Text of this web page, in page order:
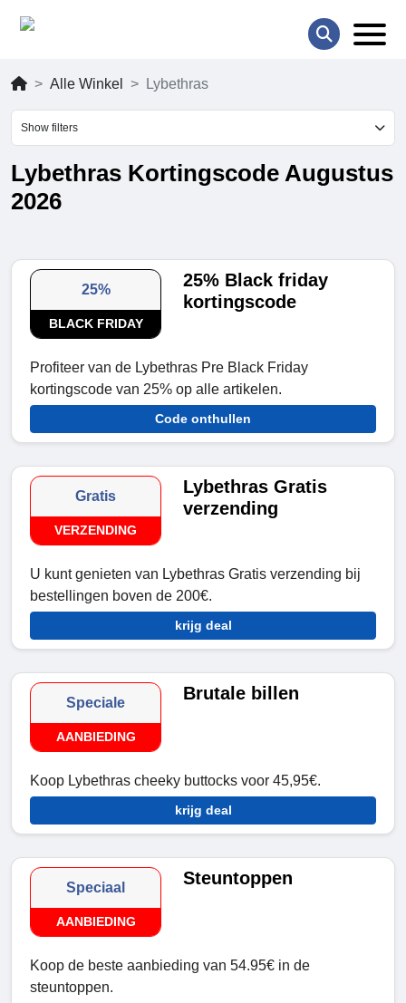
Alle Winkel Lybethras
Show filters
Lybethras Kortingscode Augustus
2026
25%
BLACK FRIDAY
25% Black friday
kortingscode
Profiteer van de Lybethras Pre Black Friday
kortingscode van 25% op alle artikelen.
Code onthullen
Gratis
VERZENDING
Lybethras Gratis
verzending
U kunt genieten van Lybethras Gratis verzending bij
bestellingen boven de 200€.
krijg deal
Speciale
AANBIEDING
Brutale billen
Koop Lybethras cheeky buttocks voor 45,95€.
krijg deal
Speciaal
AANBIEDING
Steuntoppen
Koop de beste aanbieding van 54.95€ in de
steuntoppen.